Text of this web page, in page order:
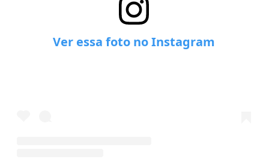
Ver essa foto no Instagram